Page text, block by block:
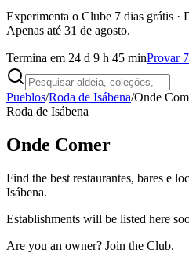
Experimenta o Clube 7 dias grátis ·
Apenas até 31 de agosto.
Termina em 24 d 9 h 45 minProvar
Pueblos/Roda de Isábena/Onde
Roda de Isábena
Onde Comer
Find the best restaurantes, bares e
Isábena.
Establishments will be listed here
Are you an owner? Join the Club.